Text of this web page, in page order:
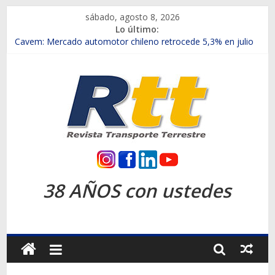
contenido
sábado, agosto 8, 2026
Lo último:
Chile es el primer mercado internacional en lanzar la nueva
Salfa suma vehículos electrificados de Chevrolet en el Biobío
Samex amplía su red con nuevas sucursales en Rancagua y
SINOTRUK Pick-ups presentó la recién estrenada Bolden en
la Expo Compras Públicas 2026
Revista
Transporte
Terrestre
38 AÑOS con ustedes